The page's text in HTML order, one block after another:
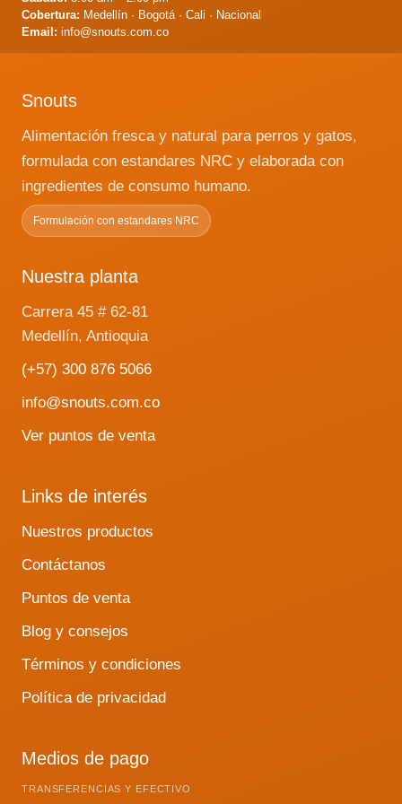
obesidad que un manejo inadecuado
de la alimentación y ejercicio tras la
cirugía. Un correcto diagnóstico y un
Cobertura: Medellín · Bogotá · Cali · Nacional
Email: info@snouts.com.co
Snouts
Alimentación fresca y natural para perros y gatos,
formulada con estandares NRC y elaborada con
ingredientes de consumo humano.
Formulación con estandares NRC
Nuestra planta
Carrera 45 # 62-81
Medellín, Antioquia
(+57) 300 876 5066
info@snouts.com.co
Ver puntos de venta
Links de interés
Nuestros productos
Contáctanos
Puntos de venta
Blog y consejos
Términos y condiciones
Política de privacidad
Medios de pago
TRANSFERENCIAS Y EFECTIVO